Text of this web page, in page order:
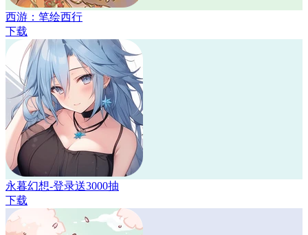
西游：笔绘西行
下载
永暮幻想-登录送3000抽
下载